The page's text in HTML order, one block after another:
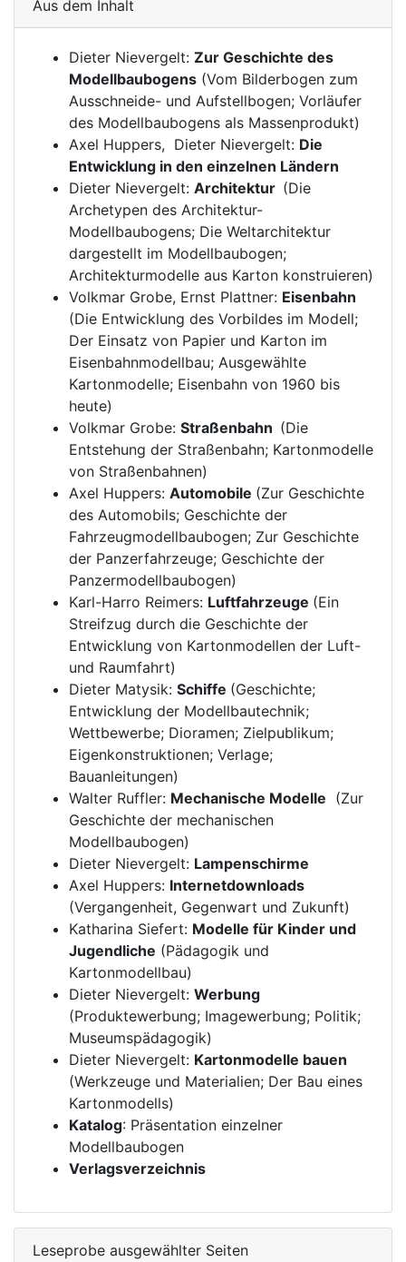
Aus dem Inhalt
Dieter Nievergelt: Zur Geschichte des
Modellbaubogens (Vom Bilderbogen zum
Ausschneide- und Aufstellbogen; Vorläufer
des Modellbaubogens als Massenprodukt)
Axel Huppers, Dieter Nievergelt: Die
Entwicklung in den einzelnen Ländern
Dieter Nievergelt: Architektur (Die
Archetypen des Architektur-
Modellbaubogens; Die Weltarchitektur
dargestellt im Modellbaubogen;
Architekturmodelle aus Karton konstruieren)
Volkmar Grobe, Ernst Plattner: Eisenbahn
(Die Entwicklung des Vorbildes im Modell;
Der Einsatz von Papier und Karton im
Eisenbahnmodellbau; Ausgewählte
Kartonmodelle; Eisenbahn von 1960 bis
heute)
Volkmar Grobe: Straßenbahn (Die
Entstehung der Straßenbahn; Kartonmodelle
von Straßenbahnen)
Axel Huppers: Automobile (Zur Geschichte
des Automobils; Geschichte der
Fahrzeugmodellbaubogen; Zur Geschichte
der Panzerfahrzeuge; Geschichte der
Panzermodellbaubogen)
Karl-Harro Reimers: Luftfahrzeuge (Ein
Streifzug durch die Geschichte der
Entwicklung von Kartonmodellen der Luft-
und Raumfahrt)
Dieter Matysik: Schiffe (Geschichte;
Entwicklung der Modellbautechnik;
Wettbewerbe; Dioramen; Zielpublikum;
Eigenkonstruktionen; Verlage;
Bauanleitungen)
Walter Ruffler: Mechanische Modelle (Zur
Geschichte der mechanischen
Modellbaubogen)
Dieter Nievergelt: Lampenschirme
Axel Huppers: Internetdownloads
(Vergangenheit, Gegenwart und Zukunft)
Katharina Siefert: Modelle für Kinder und
Jugendliche (Pädagogik und
Kartonmodellbau)
Dieter Nievergelt: Werbung
(Produktewerbung; Imagewerbung; Politik;
Museumspädagogik)
Dieter Nievergelt: Kartonmodelle bauen
(Werkzeuge und Materialien; Der Bau eines
Kartonmodells)
Katalog: Präsentation einzelner
Modellbaubogen
Verlagsverzeichnis
Leseprobe ausgewählter Seiten